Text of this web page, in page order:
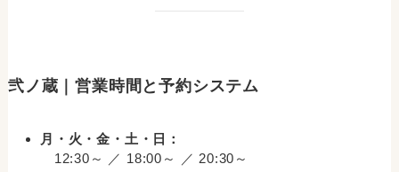
弐ノ蔵｜営業時間と予約システム
月・火・金・土・日：
12:30～ ／ 18:00～ ／ 20:30～